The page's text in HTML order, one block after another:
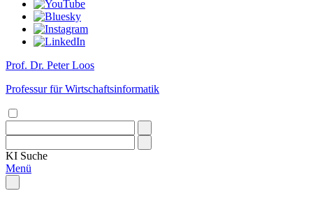
Prof. Dr. Peter Loos
Professur für Wirtschaftsinformatik
KI Suche
Menü